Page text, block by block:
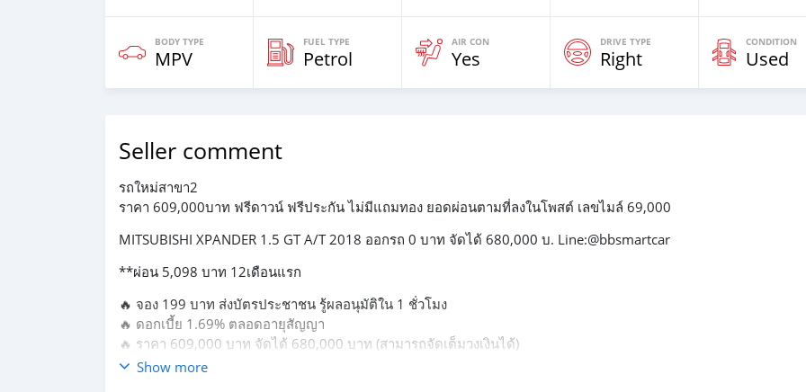
BODY TYPE
MPV
FUEL TYPE
Petrol
AIR CON
Yes
DRIVE TYPE
Right
CONDITION
Used
Seller comment
รถใหม่สาขา2
ราคา 609,000บาท ฟรีดาวน์ ฟรีประกัน ไม่มีแถมทอง ยอดผ่อนตามที่ลงในโพสต์ เลขไมล์ 69,000
MITSUBISHI XPANDER 1.5 GT A/T 2018 ออกรถ 0 บาท จัดได้ 680,000 บ. Line:@bbsmartcar
**ผ่อน 5,098 บาท 12เดือนแรก
🔥 จอง 199 บาท ส่งบัตรประชาชน รู้ผลอนุมัติใน 1 ชั่วโมง
🔥 ดอกเบี้ย 1.69% ตลอดอายุสัญญา
🔥 ราคา 609,000 บาท จัดได้ 680,000 บาท (สามารถจัดเต็มวงเงินได้)
🔥รถมือเดียวออกห้าง ไมล์แท้เช็คศูนย์ตลอด
Show more